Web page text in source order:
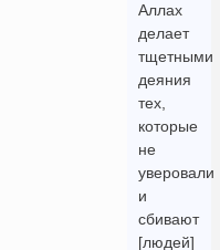
Аллах
делает
тщетными
деяния
тех,
которые
не
уверовали
и
сбивают
[людей]